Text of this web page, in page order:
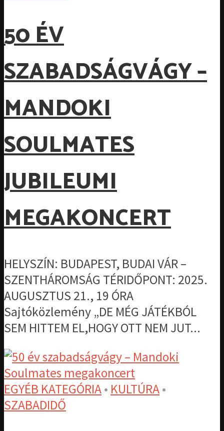
50 ÉV
SZABADSÁGVÁGY –
MANDOKI
SOULMATES
JUBILEUMI
MEGAKONCERT
HELYSZÍN: BUDAPEST, BUDAI VÁR –
SZENTHÁROMSÁG TÉRIDŐPONT: 2025.
AUGUSZTUS 21., 19 ÓRA
Sajtóközlemény „DE MÉG JÁTÉKBÓL
SEM HITTEM EL,HOGY OTT NEM JUT...
EGYÉB KATEGÓRIA• KULTÚRA•
SZABADIDŐ